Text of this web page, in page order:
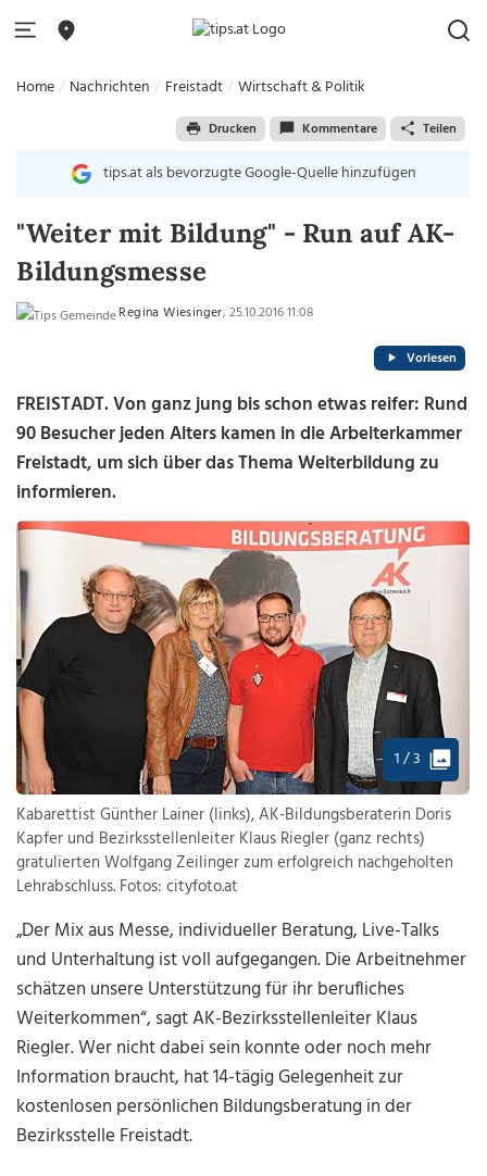
Home Nachrichten Freistadt Wirtschaft & Politik
Drucken Kommentare Teilen
tips.at als bevorzugte Google-Quelle hinzufügen
"Weiter mit Bildung" - Run auf AK-
Bildungsmesse
Regina Wiesinger, 25.10.2016 11:08
Vorlesen
FREISTADT. Von ganz jung bis schon etwas reifer: Rund
90 Besucher jeden Alters kamen in die Arbeiterkammer
Freistadt, um sich über das Thema Weiterbildung zu
informieren.
1 / 3
Kabarettist Günther Lainer (links), AK-Bildungsberaterin Doris
Kapfer und Bezirksstellenleiter Klaus Riegler (ganz rechts)
gratulierten Wolfgang Zeilinger zum erfolgreich nachgeholten
Lehrabschluss. Fotos: cityfoto.at
„Der Mix aus Messe, individueller Beratung, Live-Talks
und Unterhaltung ist voll aufgegangen. Die Arbeitnehmer
schätzen unsere Unterstützung für ihr berufliches
Weiterkommen“, sagt AK-Bezirksstellenleiter Klaus
Riegler. Wer nicht dabei sein konnte oder noch mehr
Information braucht, hat 14-tägig Gelegenheit zur
kostenlosen persönlichen Bildungsberatung in der
Bezirksstelle Freistadt.